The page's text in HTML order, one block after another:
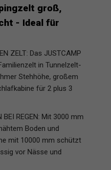
groß,
- Ideal für
ZELT: Das JUSTCAMP
in Tunnelzelt-
Stehhöhe, großem
für 2 plus 3
BEI REGEN: Mit 3000 mm
Boden und
mit 10000 mm schützt
vor Nässe und